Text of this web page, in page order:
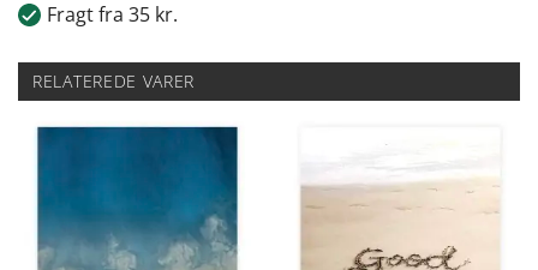
Fragt fra 35 kr.
RELATEREDE VARER